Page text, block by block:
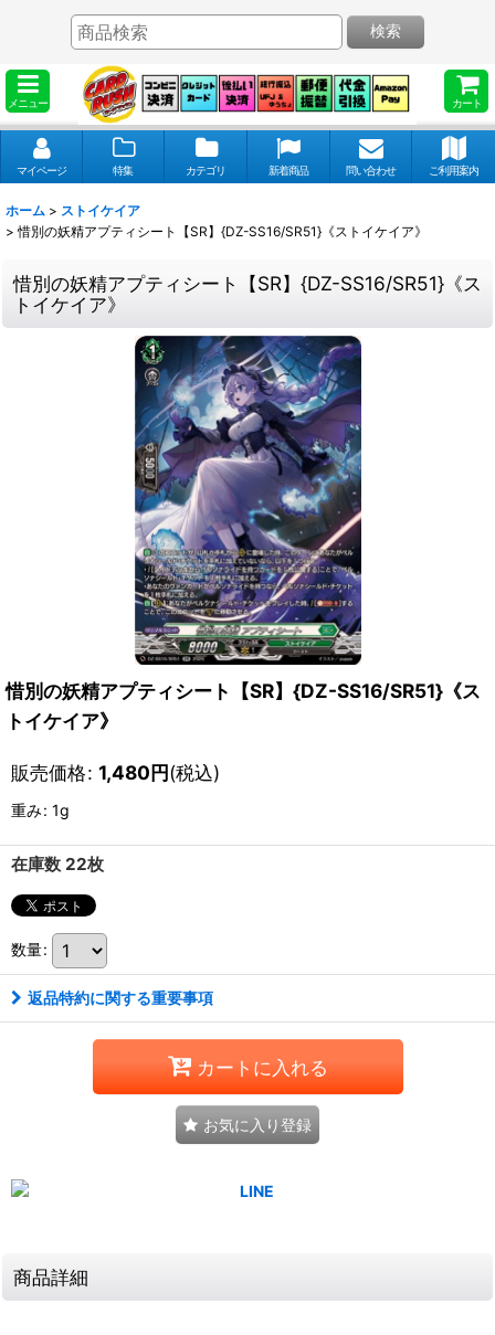
メニュー カート
検索
マイページ 特集 カテゴリ 新着商品 問い合わせ ご利用案内
ホーム > ストイケイア
> 惜別の妖精アプティシート【SR】{DZ-SS16/SR51}《ストイケイア》
惜別の妖精アプティシート【SR】{DZ-SS16/SR51}《ス
トイケイア》
惜別の妖精アプティシート【SR】{DZ-SS16/SR51}《ス
トイケイア》
販売価格: 1,480円(税込)
重み: 1g
在庫数 22枚
数量:
返品特約に関する重要事項
カートに入れる
お気に入り登録
商品詳細